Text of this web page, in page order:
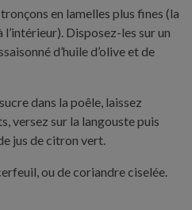
en lamelles plus fines (la
Disposez-les sur un
d’huile d’olive et de
dans la poêle, laissez
versez sur la langouste puis
jus de citron vert.
ou de coriandre ciselée.